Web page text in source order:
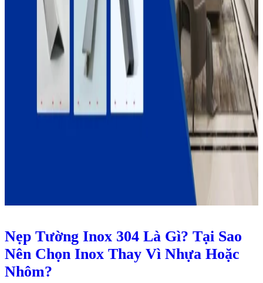
Nẹp Tường Inox 304 Là Gì? Tại Sao
Nên Chọn Inox Thay Vì Nhựa Hoặc
Nhôm?